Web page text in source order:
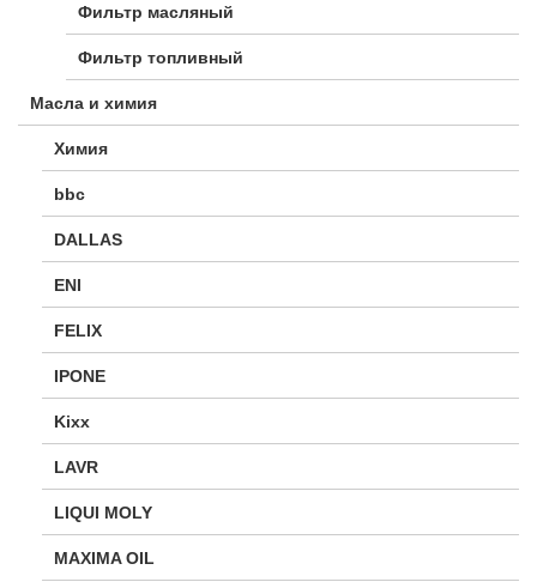
Фильтр масляный
Фильтр топливный
Масла и химия
Химия
bbc
DALLAS
ENI
FELIX
IPONE
Kixx
LAVR
LIQUI MOLY
MAXIMA OIL